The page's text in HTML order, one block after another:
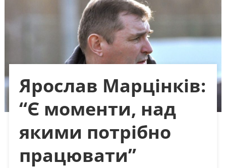
Ярослав Марцінків:
“Є моменти, над
якими потрібно
працювати”